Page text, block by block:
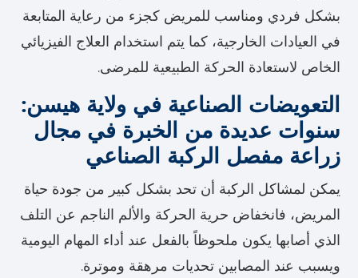
بشكل فردي ومناسب للمريض كجزء من رعاية المتابعة
في العيادات الخارجية، كما يتم استخدام العلاج الفيزيائي
الخاص لاستعادة الحركة الطبيعية للمرضى.
التعويضات الصناعية في ولاية هيسن:
سنوات عديدة من الخبرة في مجال
زراعة مفصل الركبة الصناعي
يمكن لمشاكل الركبة أن تحد بشكل كبير من جودة حياة
المريض، فانخفاض حرية الحركة والألم الناجم عن التلف
الذي أصابها يكون ملحوظاً بالفعل عند أداء المهام اليومية
ويسبب عند المصابين تحديات مرهقة وموترة.